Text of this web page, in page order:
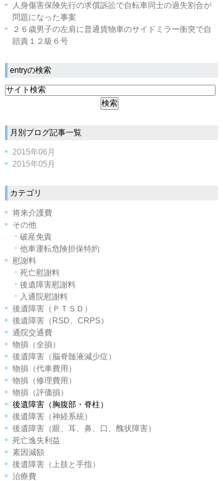
人身傷害保険先行の求償訴訟で自転車同士の過失割合が
問題になった事案
２６歳男子の左肩に普通貨物車のサイドミラー衝突で自
賠責１２級６号
entryの検索
月別ブログ記事一覧
2015年06月
2015年05月
カテゴリ
将来介護費
その他
破産免責
他車運転危険担保特約
慰謝料
死亡慰謝料
後遺障害慰謝料
入通院慰謝料
後遺障害（ＰＴＳＤ）
後遺障害（RSD、CRPS）
通院交通費
物損（全損）
後遺障害（脳脊髄液減少症）
物損（代車費用）
物損（修理費用）
物損（評価損）
後遺障害（胸腹部・脊柱）
後遺障害（神経系統）
後遺障害（眼、耳、鼻、口、醜状障害）
死亡逸失利益
素因減額
後遺障害（上肢と手指）
治療費